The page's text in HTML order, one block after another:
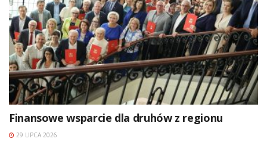
Finansowe wsparcie dla druhów z regionu
29 LIPCA 2026